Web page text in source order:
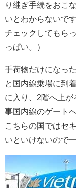
り継ぎ手続をおこ
いとわからないで
チェックしてもら
っぱい。）
手荷物だけになっ
と国内線乗場に到
に入り、2階へ上
事国内線のゲート
こちらの国ではセ
いといけないので